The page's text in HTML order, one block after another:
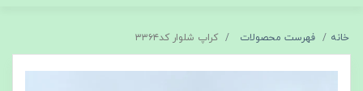
خانه فهرست محصولات کراپ شلوار کد۳۳۶۴